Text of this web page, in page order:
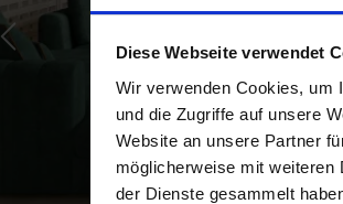
Diese Webseite verwendet
Wir verwenden Cookies, um
und die Zugriffe auf unsere
Website an unsere Partner
möglicherweise mit weiteren
der Dienste gesammelt
Previous